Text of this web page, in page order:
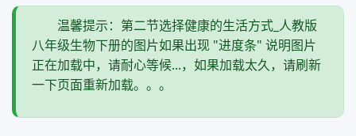
温馨提示：第二节选择健康的生活方式_人教版
八年级生物下册的图片如果出现 "进度条" 说明图片
正在加载中，请耐心等候...，如果加载太久，请刷新
一下页面重新加载。。。